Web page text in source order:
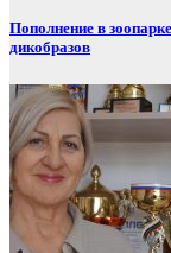
Пополнение в
дикобразов